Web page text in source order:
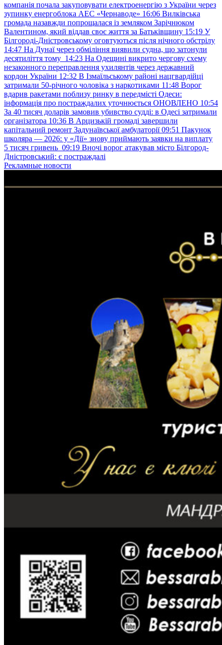
компанія почала закуповувати електроенергію з України через
зупинку енергоблока АЕС «Чернаводе» 16:06 Вилківська
громада назавжди попрощалася із земляком Зарічнюком
Валентином, який віддав своє життя за Батьківщину 15:19 У
Білгороді-Дністровському оговтуються після нічного обстрілу
14:47 На Дунаї через обміління виявили судна, що затонули
десятиліття тому 14:23 На Одещині викрито чергову схему
незаконного переправлення ухилянтів через державний
кордон України 12:32 В Ізмаїльському районі нацгвардійці
затримали 50-річного чоловіка з наркотиками 11:48 Ворог
вдарив ракетами поблизу ринку в передмісті Одеси:
інформація про постраждалих уточнюється ОНОВЛЕНО 10:54
За 40 тисяч доларів замовив убивство судді: в Одесі затримали
організатора 10:36 В Арцизькій громаді завершили
капітальний ремонт Задунаївської амбулаторії 09:51 Пакунок
школяра — 2026: у «Дії» знову приймають заявки на виплату
5 тисяч гривень 09:19 Вночі ворог атакував місто Білгород-
Дністровський: є постраждалі
Рекламные новости